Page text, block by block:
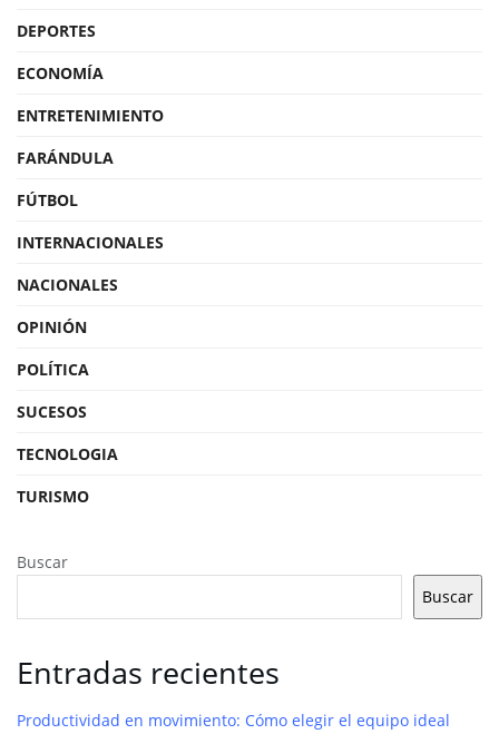
DEPORTES
ECONOMÍA
ENTRETENIMIENTO
FARÁNDULA
FÚTBOL
INTERNACIONALES
NACIONALES
OPINIÓN
POLÍTICA
SUCESOS
TECNOLOGIA
TURISMO
Buscar
Buscar
Entradas recientes
Productividad en movimiento: Cómo elegir el equipo ideal